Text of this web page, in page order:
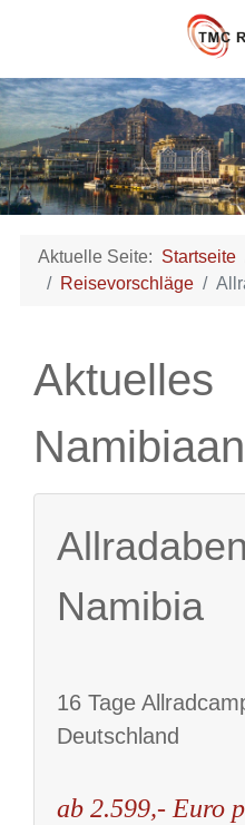
Aktuelle Seite: Startseite
Reisevorschläge
Aktuelles
Namibia
16 Tage
Deutschland
ab 2.599,- Euro